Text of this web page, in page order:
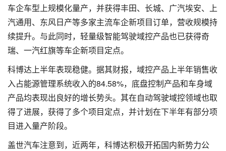
车企车型上规模化量产，并获得丰田、长城、广汽埃安、上
汽通用、东风日产等多家主流车企新项目订单，营收规模持
续提升。与此同时，轻量级智能驾驶域控产品也已获得奇
瑞、一汽红旗等车企新项目定点。
科博达上半年表现稳健。据其财报，域控产品上半年销售收
入占能源管理系统收入的84.58%，底盘控制产品和车身域
产品均表现出良好的增长势头。其在自动驾驶域控领域也取
得了进展，获得了多个项目定点，并计划在下半年有部分项
目进入量产阶段。
盖世汽车注意到，近两年，科博达积极开拓国内新势力公